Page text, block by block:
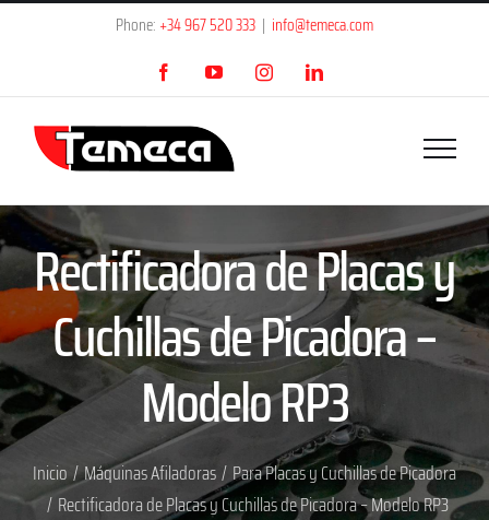
Phone: +34 967 520 333 | info@temeca.com
FacebookYouTubeInstagramLinkedIn
Rectificadora de Placas y
Cuchillas de Picadora –
Modelo RP3
Inicio /Máquinas Afiladoras/Para Placas y Cuchillas de Picadora
/ Rectificadora de Placas y Cuchillas de Picadora – Modelo RP3